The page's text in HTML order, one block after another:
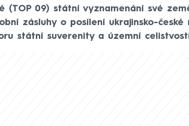
(TOP 09) státní vyznamenání své
zásluhy o posílení ukrajinsko-české
státní suverenity a územní